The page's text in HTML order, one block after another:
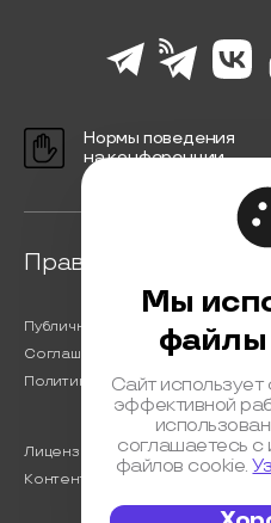
Нормы поведения
на конференции
Правовая
Публичная оферта
Соглашение на обработку
Политика обработки
Лицензионный договор с
Контентная политика
Мы
файлы
Сайт
эффективной
соглашаетесь с
файлов cookie.